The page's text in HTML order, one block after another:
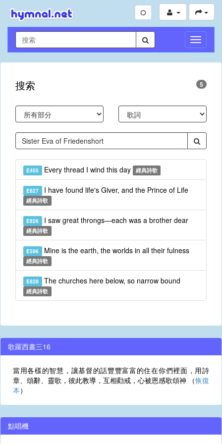
切
換
導
搜索 5
E455 Every thread I wind this day 經典詩歌
E827 I have found life's Giver, and the Prince of Life
經典詩歌
E826 I saw great throngs—each was a brother dear
經典詩歌
E596 Mine is the earth, the worlds in all their fulness
經典詩歌
E828 The churches here below, so narrow bound
經典詩歌
歌羅西書三16
當用各樣的智慧，讓基督的話豐豐富富的住在你們裡面，用詩
章、頌辭、靈歌，彼此教導，互相勸戒，心被恩感歌頌神 （恢復
本）
點唱機